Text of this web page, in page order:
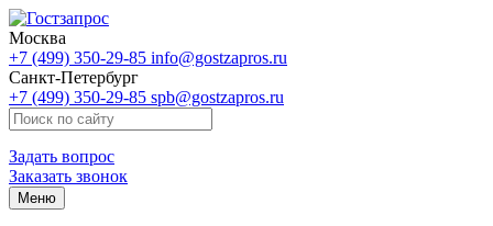
Москва
+7 (499) 350-29-85 info@gostzapros.ru
Санкт-Петербург
+7 (499) 350-29-85 spb@gostzapros.ru
Задать вопрос
Заказать звонок
Меню